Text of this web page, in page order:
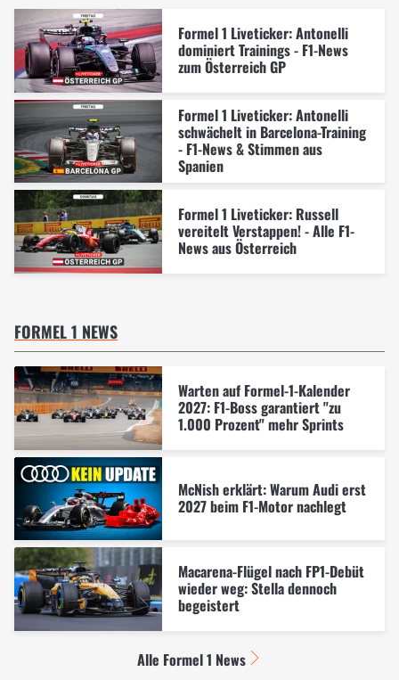
Formel 1 Liveticker: Antonelli
dominiert Trainings - F1-News
zum Österreich GP
Formel 1 Liveticker: Antonelli
schwächelt in Barcelona-Training
- F1-News & Stimmen aus
Spanien
Formel 1 Liveticker: Russell
vereitelt Verstappen! - Alle F1-
News aus Österreich
FORMEL 1 NEWS
Warten auf Formel-1-Kalender
2027: F1-Boss garantiert "zu
1.000 Prozent" mehr Sprints
McNish erklärt: Warum Audi erst
2027 beim F1-Motor nachlegt
Macarena-Flügel nach FP1-Debüt
wieder weg: Stella dennoch
begeistert
Alle Formel 1 News